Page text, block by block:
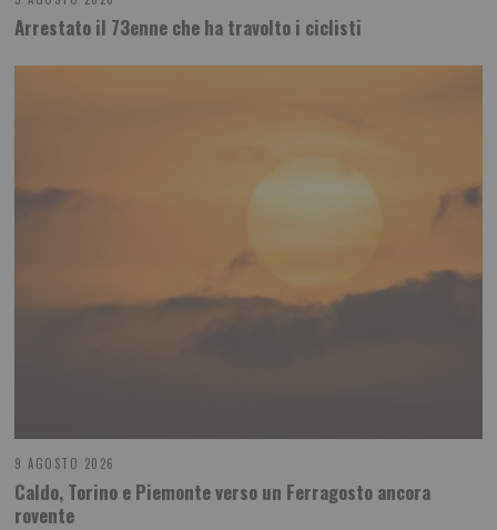
Arrestato il 73enne che ha travolto i ciclisti
9 AGOSTO 2026
Caldo, Torino e Piemonte verso un Ferragosto ancora
rovente